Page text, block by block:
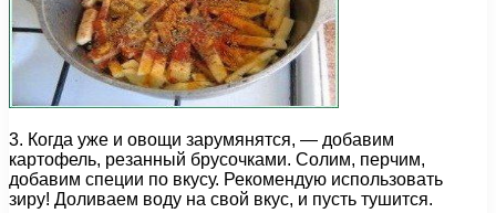
3. Когда уже и овощи зарумянятся, — добавим
картофель, резанный брусочками. Солим, перчим,
добавим специи по вкусу. Рекомендую использовать
зиру! Доливаем воду на свой вкус, и пусть тушится.